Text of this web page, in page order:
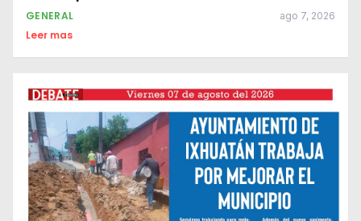
GENERAL ago 7, 2026
Leer mas